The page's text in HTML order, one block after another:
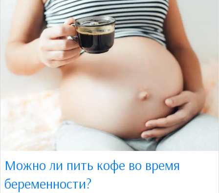
Можно ли пить кофе во время
беременности?